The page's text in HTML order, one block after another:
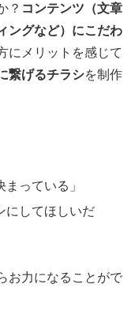
？ コンテンツ（文章
ングなど）にこだわ
にメリットを感じて
繋げるチラシを制作
っている」
にしてほしいだ
お力になることがで